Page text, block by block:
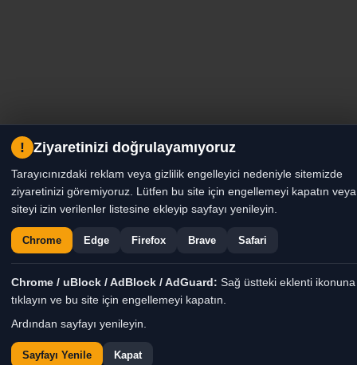
! Ziyaretinizi doğrulayamıyoruz
Tarayıcınızdaki reklam veya gizlilik engelleyici nedeniyle sitemizde
ziyaretinizi göremiyoruz. Lütfen bu site için engellemeyi kapatın veya
siteyi izin verilenler listesine ekleyip sayfayı yenileyin.
Chrome Edge Firefox Brave Safari
Chrome / uBlock / AdBlock / AdGuard: Sağ üstteki eklenti ikonuna
tıklayın ve bu site için engellemeyi kapatın.
Ardından sayfayı yenileyin.
Sayfayı Yenile Kapat